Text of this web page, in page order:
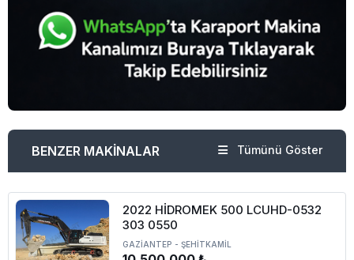
BENZER MAKİNALAR Tümünü Göster
2022 HİDROMEK 500 LCUHD-0532
303 0550
GAZİANTEP - ŞEHİTKAMİL